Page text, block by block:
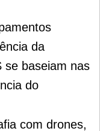
da
se baseiam nas
do
com drones,